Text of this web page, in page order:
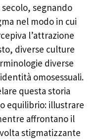
segnando
nel modo in cui
l’attrazione
diverse culture
diverse
omosessuali.
questa storia
equilibrio: illustrare
affrontano il
stigmatizzante